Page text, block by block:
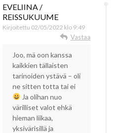
EVELIINA /
REISSUKUUME
Kirjoitettu 02/05/2022 klo 9:49
Vastaa
Joo, mä oon kanssa
kaikkien tällaisten
tarinoiden ystävä – oli
ne sitten totta tai ei
Ja olihan nuo
värilliset valot ehkä
hieman liikaa,
yksivärisillä ja